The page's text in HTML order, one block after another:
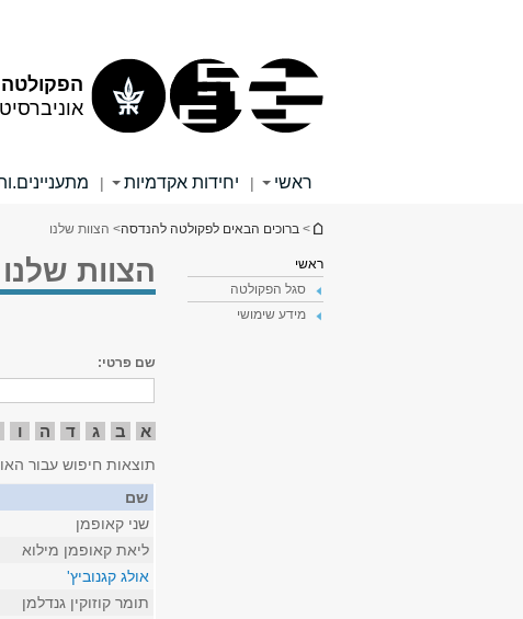
ראשי | יחידות אקדמיות |
הינך נמצא כאן
> ברוכים הבאים לפקולטה להנדסה> הצוות שלנו
ראשי
סגל הפקולטה
מידע שימושי
הצוות שלנו
שם פרטי:
א ב ג ד ה ו
תוצאות חיפוש עבור
שם
שני קאופמן
ליאת קאופמן מילוא
אולג קגנוביץ'
תומר קוזוקין גנדלמן